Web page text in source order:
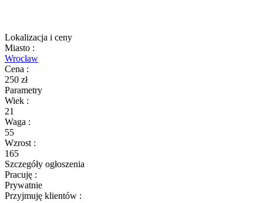
Lokalizacja i ceny
Miasto :
Wrocław
Cena :
250 zł
Parametry
Wiek :
21
Waga :
55
Wzrost :
165
Szczegóły ogłoszenia
Pracuję :
Prywatnie
Przyjmuję klientów :